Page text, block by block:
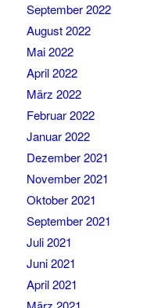
September 2022
August 2022
Mai 2022
April 2022
März 2022
Februar 2022
Januar 2022
Dezember 2021
November 2021
Oktober 2021
September 2021
Juli 2021
Juni 2021
April 2021